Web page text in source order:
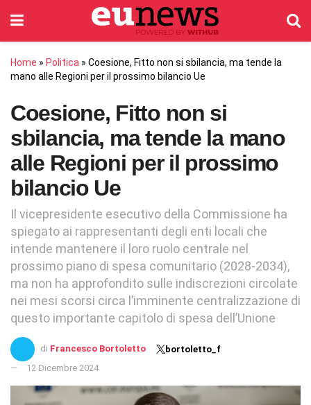
Home » Politica » Coesione, Fitto non si sbilancia, ma tende la
mano alle Regioni per il prossimo bilancio Ue
Coesione, Fitto non si
sbilancia, ma tende la mano
alle Regioni per il prossimo
bilancio Ue
Il vicepresidente esecutivo della Commissione ha
spiegato ai rappresentanti degli enti locali che
intende mantenere il loro ruolo centrale nel
prossimo piano di spesa comunitario (2028-2034),
ma non ha approfondito sulle indiscrezioni circolate
nei mesi scorsi circa l’imminente centralizzazione di
questo importante capitolo di spesa dell’Unione
di Francesco Bortoletto
bortoletto_f
12 Dicembre 2024